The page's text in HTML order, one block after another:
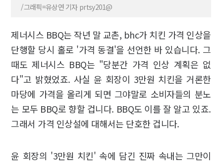
/그래픽=유상연 기자 prtsy201@
제너시스 BBQ는 작년 말 교촌, bhc가 치킨 가격 인상을
단행할 당시 홀로 '가격 동결'을 선언한 바 있습니다. 그
때도 제너시스 BBQ는 "당분간 가격 인상 계획은 없
다"고 밝혔었죠. 사실 윤 회장이 3만원 치킨을 거론한
마당에 가격을 올리게 되면 그야말로 소비자들의 분노
는 모두 BBQ로 향할 겁니다. BBQ도 이를 잘 알고 있죠.
그래서 가격 인상설에 대해서는 단호한 겁니다.
윤 회장의 '3만원 치킨' 속에 담긴 진짜 속내는 그만이